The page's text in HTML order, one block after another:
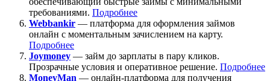
требованиями. Подробнее
Webbankir — платформа для оформления займов
онлайн с моментальным зачислением на карту.
Подробнее
Joymoney — займ до зарплаты в пару кликов.
Прозрачные условия и оперативное решение. Подробнее
MoneyMan — онлайн-платформа для получения